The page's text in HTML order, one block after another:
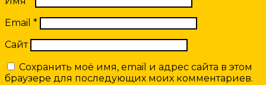
Email *
Сайт
Сохранить моё имя, email и адрес сайта в этом
браузере для последующих моих комментариев.